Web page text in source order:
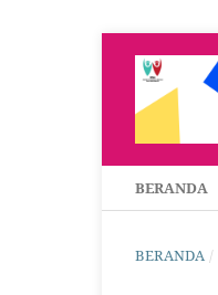
BERANDA
BERANDA /